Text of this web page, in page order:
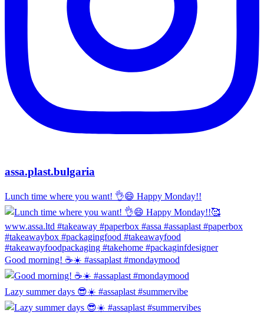
assa.plast.bulgaria
Lunch time where you want! 👌😄 Happy Monday!!
Good morning! ☕️☀️ #assaplast #mondaymood
Lazy summer days 😎☀️ #assaplast #summervibe